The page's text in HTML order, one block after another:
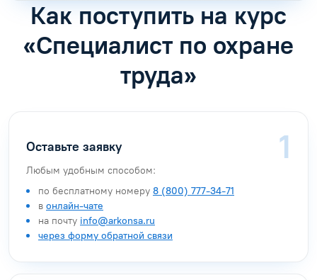
Как поступить на курс
«Специалист по охране
труда»
Оставьте заявку
Любым удобным способом:
по бесплатному номеру 8 (800) 777-34-71
в онлайн-чате
на почту info@arkonsa.ru
через форму обратной связи